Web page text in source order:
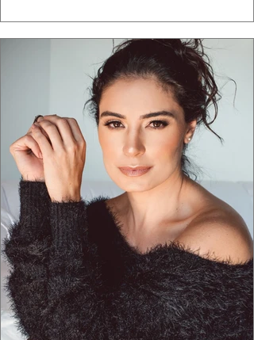
estruturas geométricas, volumes
aquele concreto aparente típico da
arquitetura paulistana em peças de vestir,